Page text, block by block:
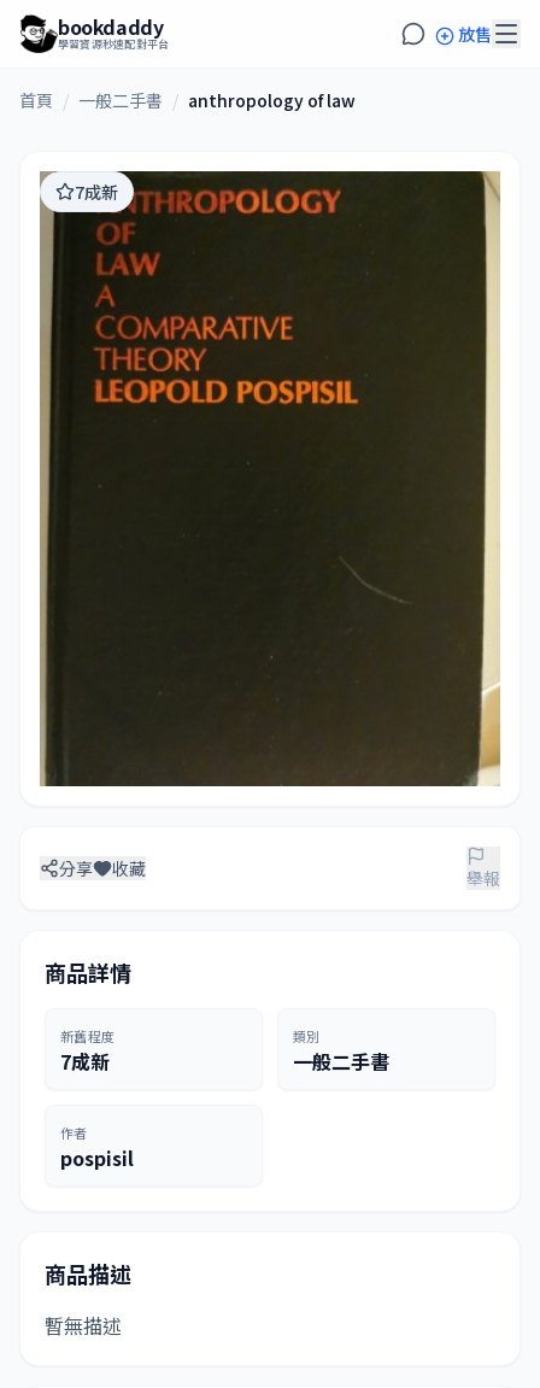
bookdaddy
學習資源秒速配對平台 放售
首頁 / 一般二手書 / anthropology of law
7成新
分享 收藏 舉報
商品詳情
新舊程度
7成新
類別
一般二手書
作者
pospisil
商品描述
暫無描述